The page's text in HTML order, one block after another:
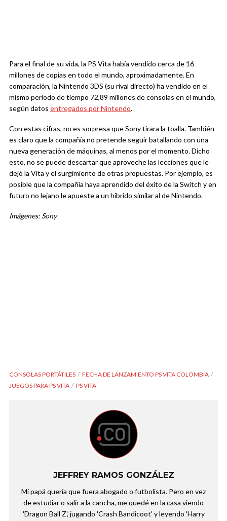
Para el final de su vida, la PS Vita había vendido cerca de 16
millones de copias en todo el mundo, aproximadamente. En
comparación, la Nintendo 3DS (su rival directo) ha vendido en el
mismo periodo de tiempo 72,89 millones de consolas en el mundo,
según datos entregados por Nintendo.
Con estas cifras, no es sorpresa que Sony tirara la toalla. También
es claro que la compañía no pretende seguir batallando con una
nueva generación de máquinas, al menos por el momento. Dicho
esto, no se puede descartar que aproveche las lecciones que le
dejó la Vita y el surgimiento de otras propuestas. Por ejemplo, es
posible que la compañía haya aprendido del éxito de la Switch y en
futuro no lejano le apueste a un hibrido similar al de Nintendo.
Imágenes: Sony
CONSOLAS PORTÁTILES
FECHA DE LANZAMIENTO PS VITA COLOMBIA
JUEGOS PARA PS VITA
PS VITA
JEFFREY RAMOS GONZÁLEZ
Mi papá quería que fuera abogado o futbolista. Pero en vez
de estudiar o salir a la cancha, me quedé en la casa viendo
'Dragon Ball Z', jugando 'Crash Bandicoot' y leyendo 'Harry